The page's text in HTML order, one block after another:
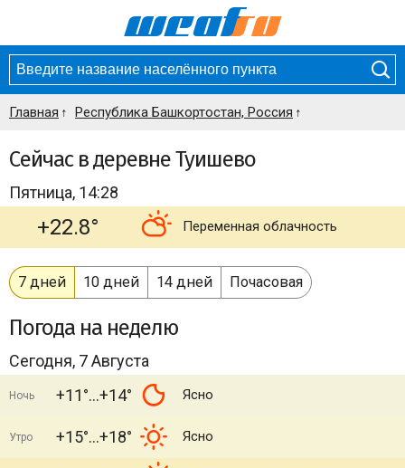
Главная Республика Башкортостан, Россия
Сейчас в деревне Туишево
Пятница, 14:28
+22.8° Переменная облачность
7 дней 10 дней 14 дней Почасовая
Погода на неделю
Сегодня, 7 Августа
Ночь +11° +14° Ясно
Утро +15° +18° Ясно